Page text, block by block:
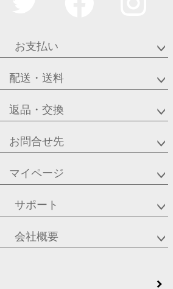
お支払い
配送・送料
返品・交換
お問合せ先
マイページ
サポート
会社概要